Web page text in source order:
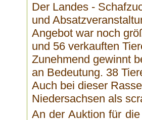
Der Landes -
und
Angebot war noch
und 56 verkauften
Zunehmend gewinnt
an Bedeutung. 38
Auch bei dieser
Niedersachsen als
An der Auktion für